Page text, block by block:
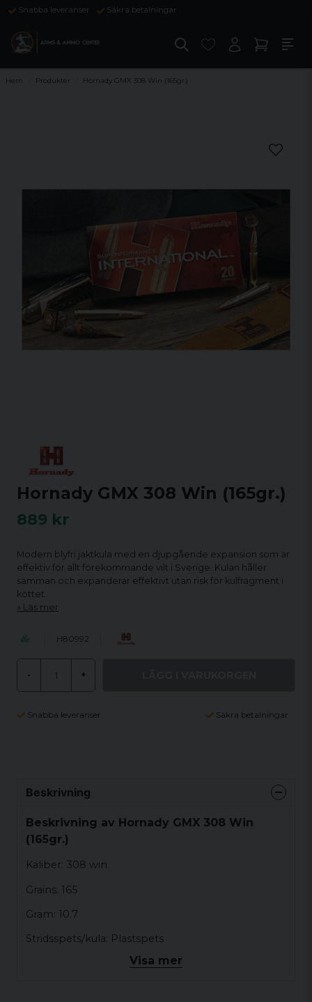
Snabba leveranser Säkra betalningar
Hem Produkter Hornady GMX 308 Win (165gr.)
Hornady GMX 308 Win (165gr.)
889 kr
Modern blyfri jaktkula med en djupgående expansion som är
effektiv för allt förekommande vilt i Sverige. Kulan håller
samman och expanderar effektivt utan risk för kulfragment i
köttet.
Läs mer
H80992
- +
Snabba leveranser Säkra betalningar
Beskrivning
Beskrivning av Hornady GMX 308 Win
(165gr.)
Kaliber: 308 win
Grains: 165
Gram: 10.7
Stridsspets/kula: Plastspets
Visa mer